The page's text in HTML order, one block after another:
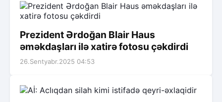
Prezident Ərdoğan Blair Haus
əməkdaşları ilə xatirə fotosu çəkdirdi
26.Sentyabr.2025 04:53